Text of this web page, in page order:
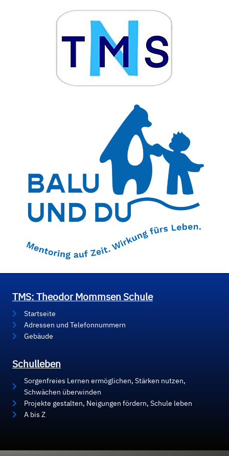
TMS: Theodor Mommsen Schule
Startseite
Adressen und Telefonnummern
Gebäude
Schulleben
Sorgenfreies Lernen ermöglichen, Stärken nutzen,
Schwächen überwinden
Projekte gestalten, Neigungen fördern, Schule leben
A bis Z